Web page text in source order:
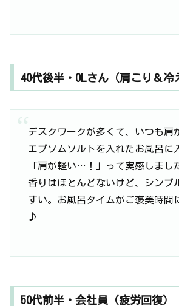
40代後半・OLさん（肩こり＆冷
デスクワークが多くて、いつも肩
エプソムソルトを入れたお風呂に
「肩が軽い…！」って実感しまし
香りはほとんどないけど、シンプ
すい。お風呂タイムがご褒美時間
♪
50代前半・会社員（疲労回復）